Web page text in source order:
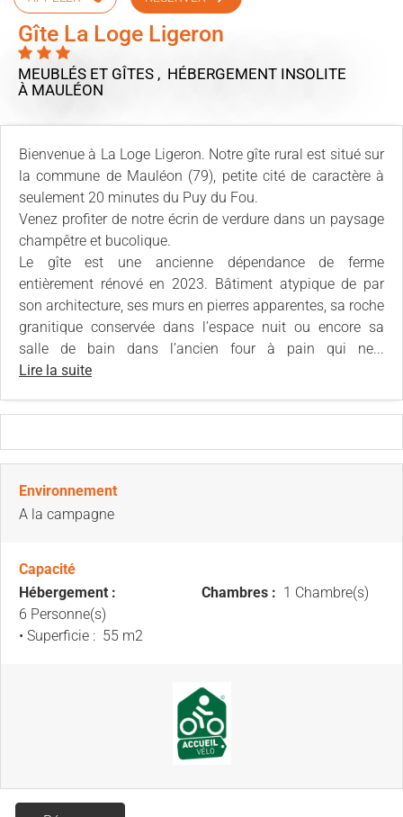
Gîte La Loge Ligeron
MEUBLÉS ET GÎTES , HÉBERGEMENT INSOLITE
À MAULÉON
Bienvenue à La Loge Ligeron. Notre gîte rural est situé sur
la commune de Mauléon (79), petite cité de caractère à
seulement 20 minutes du Puy du Fou.
Venez profiter de notre écrin de verdure dans un paysage
champêtre et bucolique.
Le gîte est une ancienne dépendance de ferme
entièrement rénové en 2023. Bâtiment atypique de par
son architecture, ses murs en pierres apparentes, sa roche
granitique conservée dans l’espace nuit ou encore sa
salle de bain dans l’ancien four à pain qui ne...
Lire la suite
Environnement
A la campagne
Capacité
Hébergement :
6 Personne(s)
• Superficie : 55 m2
Chambres : 1 Chambre(s)